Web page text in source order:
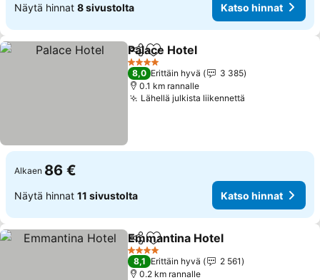
Näytä hinnat 8 sivustolta Katso hinnat
Jaa Lisää suosikkeihin
Palace Hotel
4 Tähtiluokitus
8,0 Erittäin hyvä
3 385
0.1 km rannalle
Lähellä julkista liikennettä
Alkaen 86 €
Näytä hinnat 11 sivustolta Katso hinnat
Jaa Lisää suosikkeihin
Emmantina Hotel
4 Tähtiluokitus
8,1 Erittäin hyvä
2 561
0.2 km rannalle